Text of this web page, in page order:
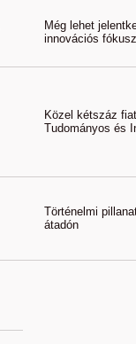
Még lehet
innovációs
Közel kétszáz
Tudományos és
Történelmi
átadón